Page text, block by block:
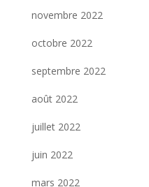
novembre 2022
octobre 2022
septembre 2022
août 2022
juillet 2022
juin 2022
mars 2022